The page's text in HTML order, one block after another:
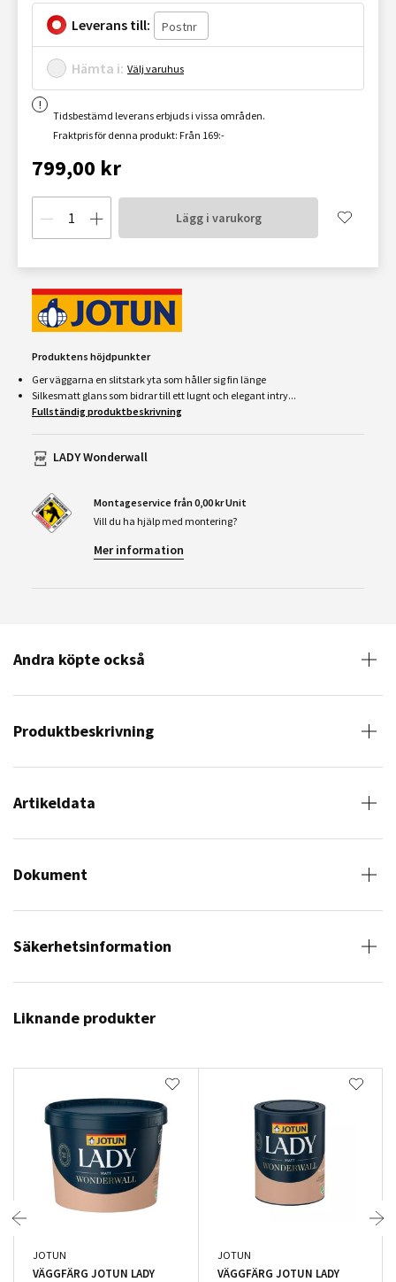
Leverans till:
Hämta i: Välj varuhus
Tidsbestämd leverans erbjuds i vissa områden.
Fraktpris för denna produkt: Från 169:-
799,00 kr
Lägg i varukorg
Produktens höjdpunkter
Ger väggarna en slitstark yta som håller sig fin länge
Silkesmatt glans som bidrar till ett lugnt och elegant intry...
Fullständig produktbeskrivning
LADY Wonderwall
Montageservice från 0,00 kr Unit
Vill du ha hjälp med montering?
Mer information
Andra köpte också
Produktbeskrivning
Artikeldata
Dokument
Säkerhetsinformation
Liknande produkter
JOTUN
VÄGGFÄRG JOTUN LADY
JOTUN
VÄGGFÄRG JOTUN LADY